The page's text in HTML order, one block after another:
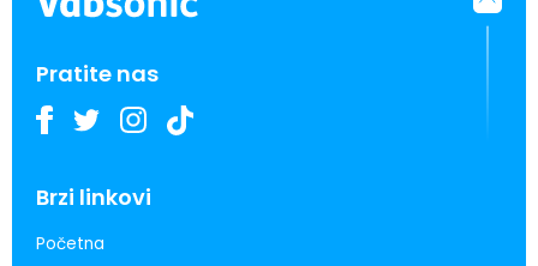
Pratite nas
Brzi linkovi
Početna